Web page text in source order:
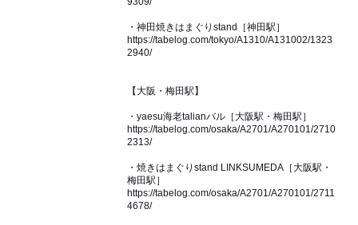
・神田焼きはまぐりstand［神田駅］
https://tabelog.com/tokyo/A1310/A131002/1323
2940/
【大阪・梅田駅】
・yaesu海老talianバル［大阪駅・梅田駅］
https://tabelog.com/osaka/A2701/A270101/2710
2313/
・焼きはまぐりstand LINKSUMEDA［大阪駅・
梅田駅］
https://tabelog.com/osaka/A2701/A270101/2711
4678/